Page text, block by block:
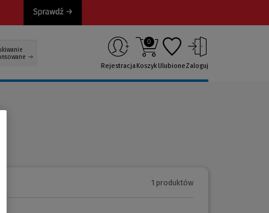
Rejestracja
0
KoszykUlubioneZaloguj
1 produktów